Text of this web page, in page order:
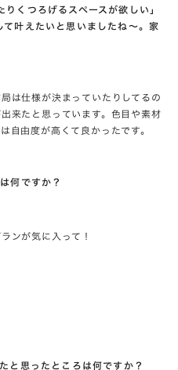
りくつろげるスペースが欲しい」
て叶えたいと思いましたね～。家
は仕様が決まっていたりしてるの
来たと思っています。色目や素材
自由度が高くて良かったです。
何ですか？
ンが気に入って！
と思ったところは何ですか？